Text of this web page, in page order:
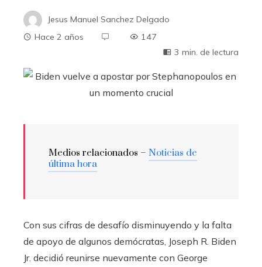
Jesus Manuel Sanchez Delgado
Hace 2 años
147
3 min. de lectura
Medios relacionados – Noticias de
última hora
Con sus cifras de desafío disminuyendo y la falta
de apoyo de algunos demócratas, Joseph R. Biden
Jr. decidió reunirse nuevamente con George